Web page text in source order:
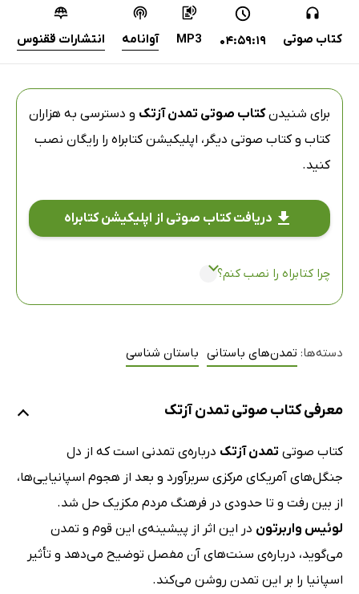
کتاب صوتی 04:59:19
MP3 آوانامه انتشارات ققنوس
برای شنیدنکتاب صوتی تمدن آزتک و دسترسی به هزاران
کتاب و کتاب صوتی دیگر، اپلیکیشن کتابراه را رایگان نصب
کنید.
دریافت کتاب صوتی از اپلیکیشن کتابراه
چرا کتابراه را نصب کنم؟
دسته‌ها: تمدن‌های باستانی باستان شناسی
معرفی کتاب صوتی تمدن آزتک
کتاب صوتی تمدن آزتک درباره‌ی تمدنی است که از دل
جنگل‌های آمریکای مرکزی سربرآورد و بعد از هجوم اسپانیایی‌ها،
از بین رفت و تا حدودی در فرهنگ مردم مکزیک حل شد.
لوئیس واربرتون در این اثر از پیشینه‌ی این قوم و تمدن
می‌گوید، درباره‌ی سنت‌های آن مفصل توضیح می‌دهد و تأثیر
اسپانیا را بر این تمدن روشن می‌کند.